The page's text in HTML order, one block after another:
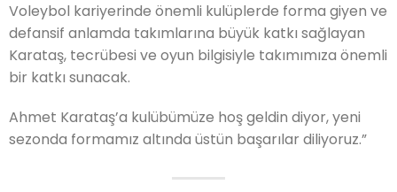
Voleybol kariyerinde önemli kulüplerde forma giyen ve
defansif anlamda takımlarına büyük katkı sağlayan
Karataş, tecrübesi ve oyun bilgisiyle takımımıza önemli
bir katkı sunacak.
Ahmet Karataş’a kulübümüze hoş geldin diyor, yeni
sezonda formamız altında üstün başarılar diliyoruz.”